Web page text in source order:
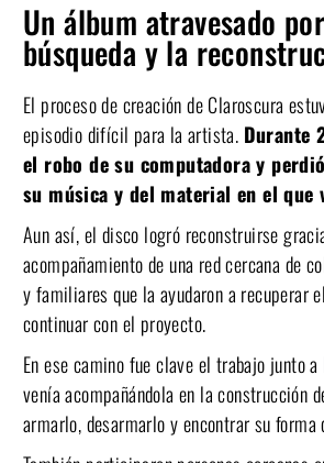
Un álbum atravesado
búsqueda y la
El proceso de creación de Claroscura
episodio difícil para la artista. Durante
el robo de su computadora y
su música y del material en el que
Aun así, el disco logró reconstruirse
acompañamiento de una red cercana de
y familiares que la ayudaron a recuperar
continuar con el proyecto.
En ese camino fue clave el trabajo junto a
venía acompañándola en la construcción
armarlo, desarmarlo y encontrar su